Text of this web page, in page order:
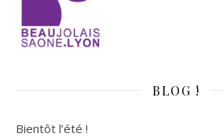
BLOG !
Bientôt l’été !